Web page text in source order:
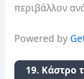
περιβάλλον
Powered by
19. Κάστρο